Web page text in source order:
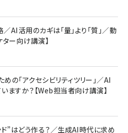
AI活用のカギは「量」より「質」／動
ー向け講演】
の「アクセシビリティツリー」／AI
ますか？【Web担当者向け講演】
”はどう作る？／生成AI時代に求め